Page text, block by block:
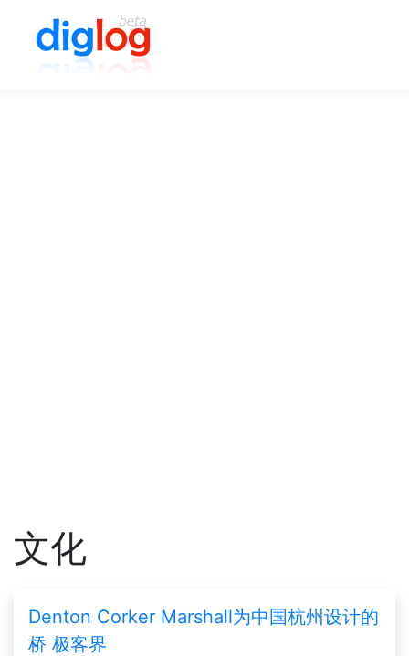
文化
Denton Corker Marshall为中国杭州设计的
桥 极客界